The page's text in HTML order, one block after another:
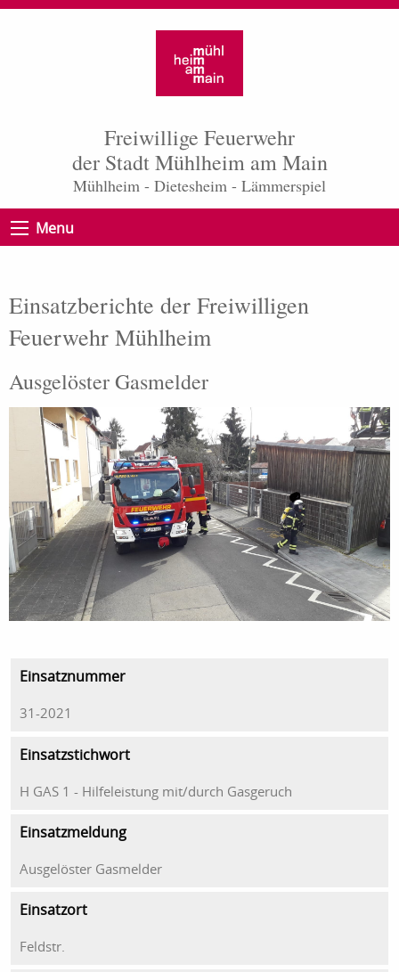
Freiwillige Feuerwehr
der Stadt Mühlheim am Main
Mühlheim - Dietesheim - Lämmerspiel
Menu
Einsatzberichte der Freiwilligen
Feuerwehr Mühlheim
Ausgelöster Gasmelder
Einsatznummer
31-2021
Einsatzstichwort
H GAS 1 - Hilfeleistung mit/durch Gasgeruch
Einsatzmeldung
Ausgelöster Gasmelder
Einsatzort
Feldstr.